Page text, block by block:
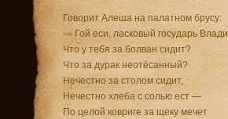
Говорит Алеша на палатном брусу:
— Гой еси, ласковый государь
Что у тебя за болван сидит?
Что за дурак неотёсанный?
Нечестно за столом сидит,
Нечестно хлеба с солью ест —
По целой ковриге за щеку мечет